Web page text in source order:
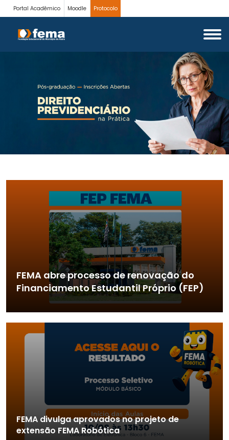
Portal Acadêmico Moodle Protocolo
FEMA abre processo de renovação do
Financiamento Estudantil Próprio (FEP)
FEMA divulga aprovados no projeto de
extensão FEMA Robótica